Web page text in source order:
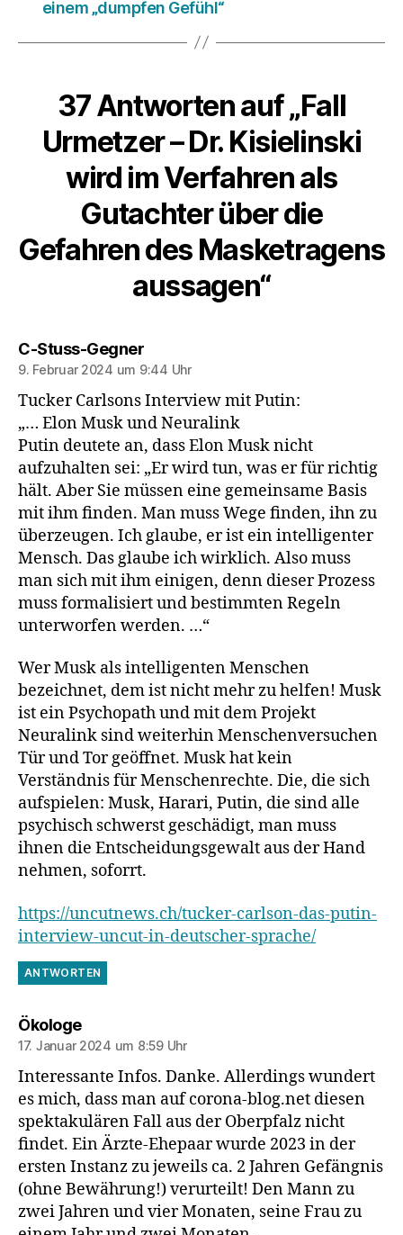
einem „dumpfen Gefühl“
37 Antworten auf „Fall
Urmetzer – Dr. Kisielinski
wird im Verfahren als
Gutachter über die
Gefahren des Masketragens
aussagen“
C-Stuss-Gegnersagt:
9. Februar 2024 um 9:44 Uhr
Tucker Carlsons Interview mit Putin:
„… Elon Musk und Neuralink
Putin deutete an, dass Elon Musk nicht
aufzuhalten sei: „Er wird tun, was er für richtig
hält. Aber Sie müssen eine gemeinsame Basis
mit ihm finden. Man muss Wege finden, ihn zu
überzeugen. Ich glaube, er ist ein intelligenter
Mensch. Das glaube ich wirklich. Also muss
man sich mit ihm einigen, denn dieser Prozess
muss formalisiert und bestimmten Regeln
unterworfen werden. …“
Wer Musk als intelligenten Menschen
bezeichnet, dem ist nicht mehr zu helfen! Musk
ist ein Psychopath und mit dem Projekt
Neuralink sind weiterhin Menschenversuchen
Tür und Tor geöffnet. Musk hat kein
Verständnis für Menschenrechte. Die, die sich
aufspielen: Musk, Harari, Putin, die sind alle
psychisch schwerst geschädigt, man muss
ihnen die Entscheidungsgewalt aus der Hand
nehmen, soforrt.
https://uncutnews.ch/tucker-carlson-das-putin-
interview-uncut-in-deutscher-sprache/
ANTWORTEN
Ökologesagt:
17. Januar 2024 um 8:59 Uhr
Interessante Infos. Danke. Allerdings wundert
es mich, dass man auf corona-blog.net diesen
spektakulären Fall aus der Oberpfalz nicht
findet. Ein Ärzte-Ehepaar wurde 2023 in der
ersten Instanz zu jeweils ca. 2 Jahren Gefängnis
(ohne Bewährung!) verurteilt! Den Mann zu
zwei Jahren und vier Monaten, seine Frau zu